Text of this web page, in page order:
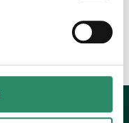
Leggi tutto